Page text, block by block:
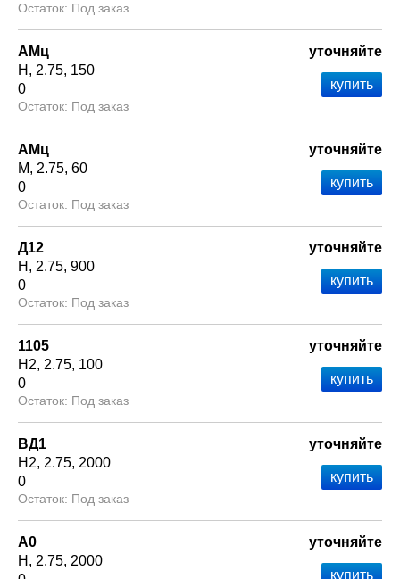
Под заказ
АМц
Н
2.75 150
0
Под заказ
уточняйте
АМц
М
2.75 60
0
Под заказ
уточняйте
Д12
Н
2.75 900
0
Под заказ
уточняйте
1105
Н2 2.75 100
0
Под заказ
уточняйте
ВД1
Н2 2.75 2000
0
Под заказ
уточняйте
А0
Н
2.75 2000
уточняйте